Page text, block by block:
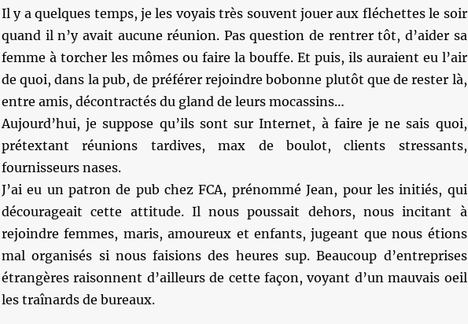
Il y a quelques temps, je les voyais très souvent jouer aux fléchettes le soir
quand il n’y avait aucune réunion. Pas question de rentrer tôt, d’aider sa
femme à torcher les mômes ou faire la bouffe. Et puis, ils auraient eu l’air
de quoi, dans la pub, de préférer rejoindre bobonne plutôt que de rester là,
entre amis, décontractés du gland de leurs mocassins…
Aujourd’hui, je suppose qu’ils sont sur Internet, à faire je ne sais quoi,
prétextant réunions tardives, max de boulot, clients stressants,
fournisseurs nases.
J’ai eu un patron de pub chez FCA, prénommé Jean, pour les initiés, qui
décourageait cette attitude. Il nous poussait dehors, nous incitant à
rejoindre femmes, maris, amoureux et enfants, jugeant que nous étions
mal organisés si nous faisions des heures sup. Beaucoup d’entreprises
étrangères raisonnent d’ailleurs de cette façon, voyant d’un mauvais oeil
les traînards de bureaux.